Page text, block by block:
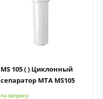
MS 105 ( ) Циклонный
сепаратор MTA MS105
по запросу